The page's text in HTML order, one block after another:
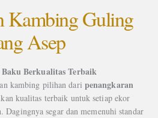
Kambing Guling
Asep
Berkualitas Terbaik
kambing pilihan dari penangkaran
kualitas terbaik untuk setiap ekor
Dagingnya segar dan memenuhi standar